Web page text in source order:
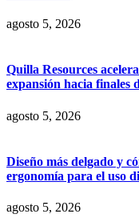
agosto 5, 2026
Quilla Resources
expansión hacia finales
agosto 5, 2026
Diseño más delgado y
ergonomía para el uso
agosto 5, 2026